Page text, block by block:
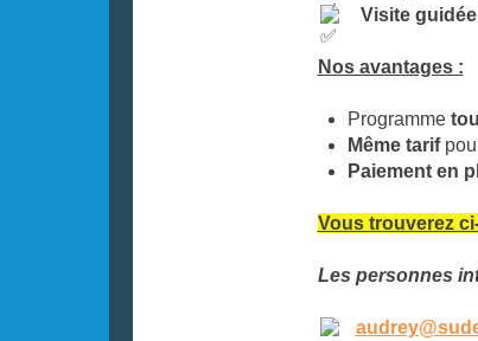
Visite
Nos avantages :
Programme
Même tarif
Paiement en
Vous trouverez
Les personnes